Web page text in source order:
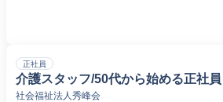
正社員
介護スタッフ/50代から始める正社員
社会福祉法人秀峰会